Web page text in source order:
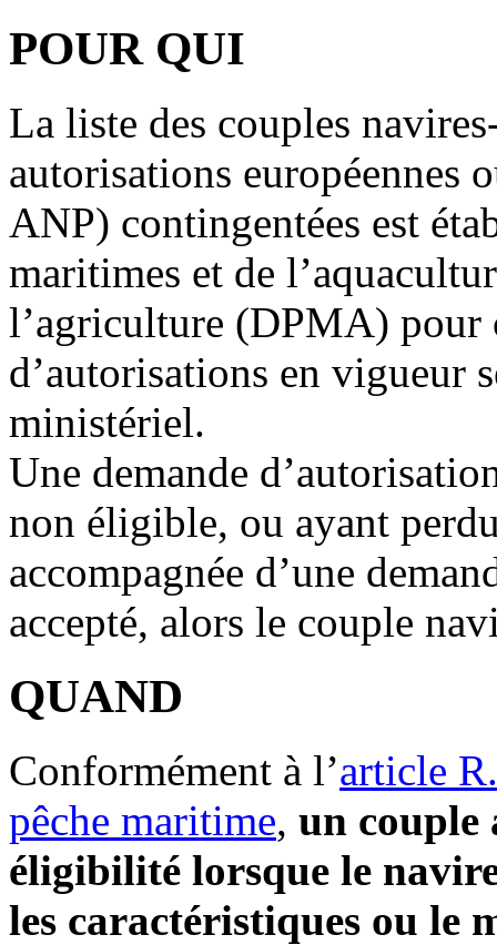
POUR QUI
La liste des couples
autorisations européennes
ANP) contingentées est
maritimes et de
l’agriculture (DPMA) pour
d’autorisations en vigueur
ministériel.
Une demande
non éligible, ou ayant
accompagnée d’une
accepté, alors le couple
QUAND
Conformément à l’article
pêche maritime, un couple
éligibilité lorsque le
les caractéristiques ou le